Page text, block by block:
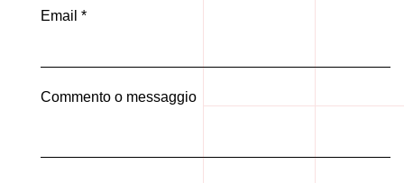
Email *
Commento o messaggio